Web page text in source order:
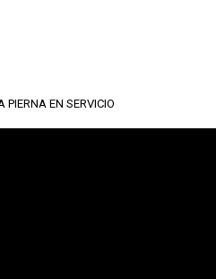
EN SERVICIO